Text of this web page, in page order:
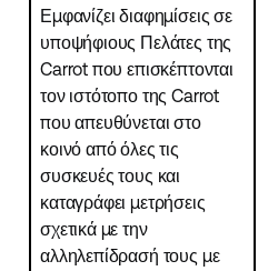
Εμφανίζει διαφημίσεις σε
υποψήφιους Πελάτες της
Carrot που επισκέπτονται
τον ιστότοπο της Carrot
που απευθύνεται στο
κοινό από όλες τις
συσκευές τους και
καταγράφει μετρήσεις
σχετικά με την
αλληλεπίδρασή τους με